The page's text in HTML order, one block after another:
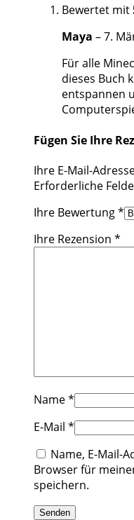
Bewertet mit
Maya –7.
Für alle
dieses Buch
entspannen
Fügen Sie Ihre
Ihre E-Mail-
Erforderliche
Ihre Bewertung*
Ihre Rezension *
Name*
E-Mail *
Name, E-Mail-
Browser für
speichern.